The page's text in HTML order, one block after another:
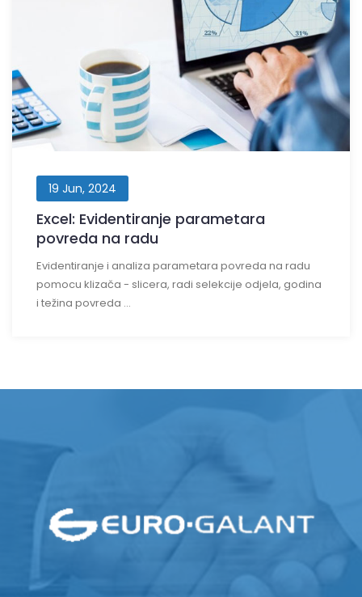
19 Jun, 2024
Excel: Evidentiranje parametara
povreda na radu
Evidentiranje i analiza parametara povreda na radu
pomocu klizača - slicera, radi selekcije odjela, godina
i težina povreda ...